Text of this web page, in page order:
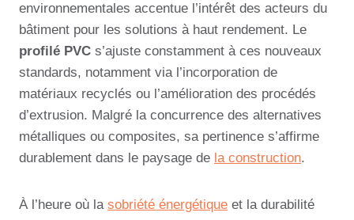
environnementales accentue l’intérêt des acteurs du
bâtiment pour les solutions à haut rendement. Le
profilé PVC s’ajuste constamment à ces nouveaux
standards, notamment via l’incorporation de
matériaux recyclés ou l’amélioration des procédés
d’extrusion. Malgré la concurrence des alternatives
métalliques ou composites, sa pertinence s’affirme
durablement dans le paysage de la construction.
À l’heure où la sobriété énergétique et la durabilité